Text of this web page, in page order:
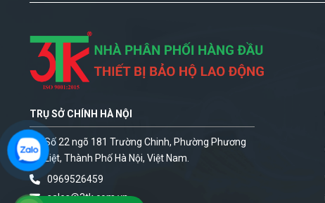
TRỤ SỞ CHÍNH HÀ NỘI
Số 22 ngõ 181 Trường Chinh, Phường Phương
Liệt, Thành Phố Hà Nội, Việt Nam.
0969526459
sales@3tk.com.vn